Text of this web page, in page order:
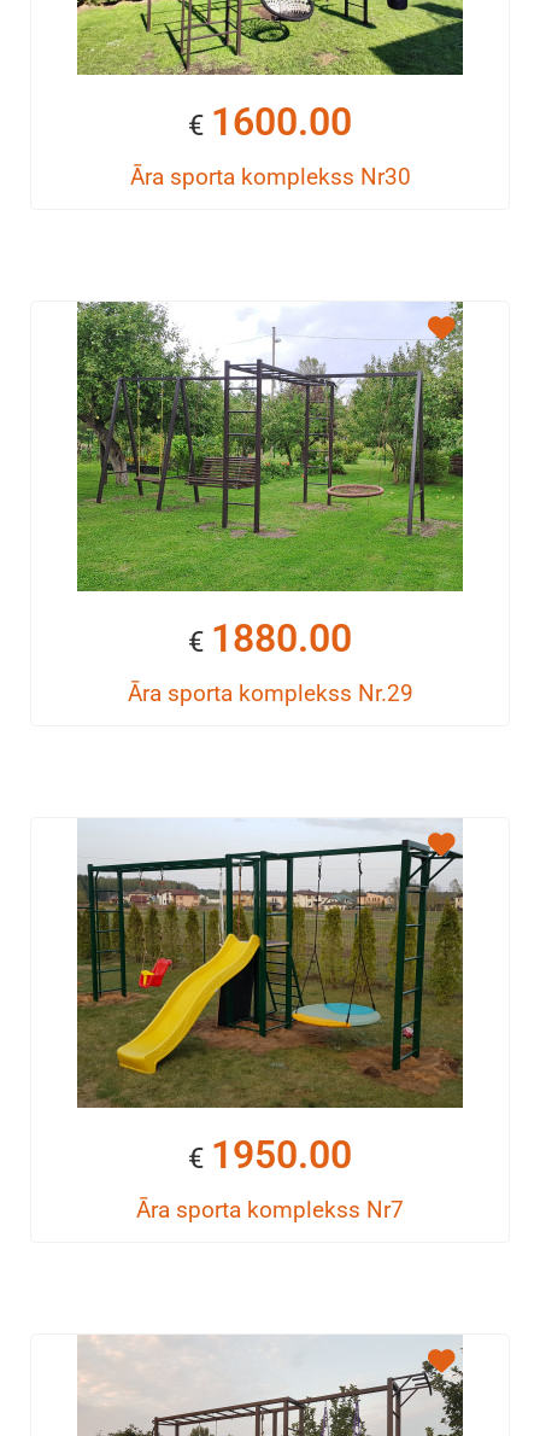
€ 1600.00
Āra sporta komplekss Nr30
€ 1880.00
Āra sporta komplekss Nr.29
€ 1950.00
Āra sporta komplekss Nr7